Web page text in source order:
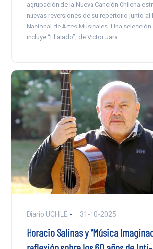
agrupación de la Nueva Canción Chilena
nuevas reversiones de su repertorio junto al
Nacional de Artes Musicales. Una selección
incluye “El arado”, de Víctor Jara.
Diario UCHILE 31-10-2025
Horacio Salinas y “Música